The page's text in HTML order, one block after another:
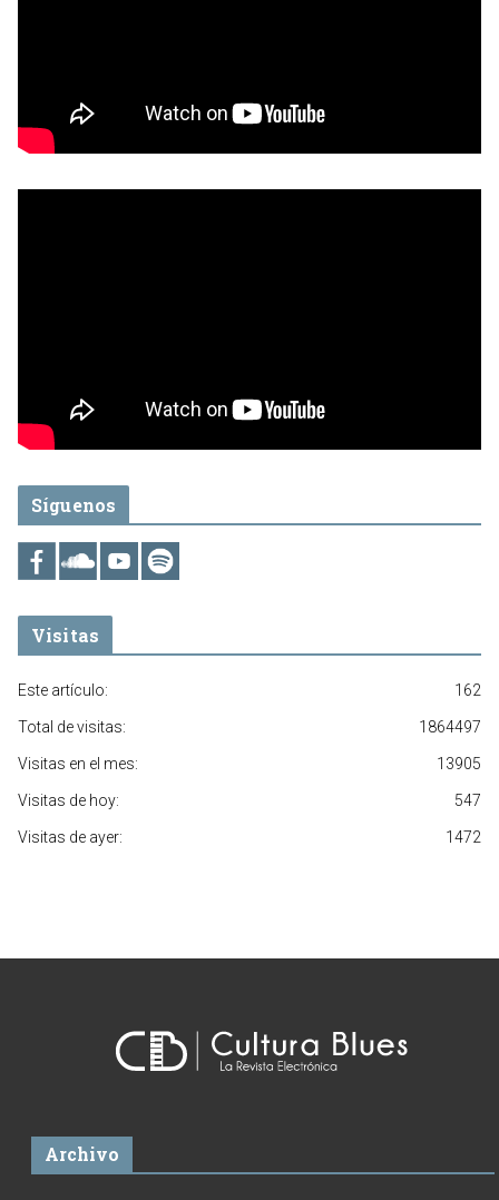
Síguenos
Visitas
162
Este artículo:
1864497
Total de visitas:
13905
Visitas en el mes:
547
Visitas de hoy:
1472
Visitas de ayer:
Archivo